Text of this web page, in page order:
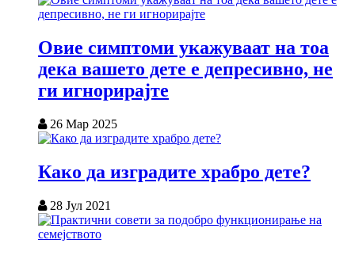
Овие симптоми укажуваат на тоа
дека вашето дете е депресивно, не
ги игнорирајте
26 Мар 2025
Како да изградите храбро дете?
28 Јул 2021